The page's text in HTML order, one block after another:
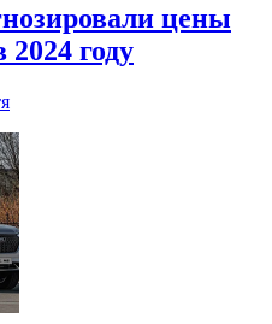
цены
году